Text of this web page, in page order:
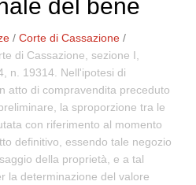
del bene
/Corte di Cassazione /
di Cassazione, sezione I,
n. 19314. Nell'ipotesi di
atto di compravendita preceduto
la sproporzione tra le
con riferimento al momento
definitivo, essendo tale negozio
della proprietà, e a tal
la determinazione del valore